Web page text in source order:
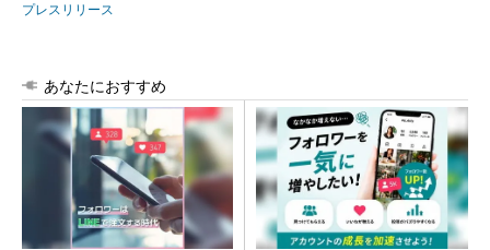
プレスリリース
あなたにおすすめ